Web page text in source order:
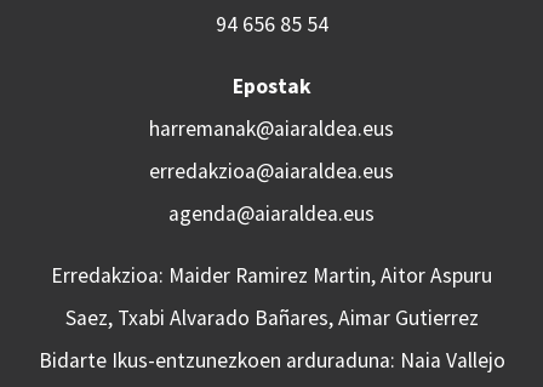
94 656 85 54
Epostak
harremanak@aiaraldea.eus
erredakzioa@aiaraldea.eus
agenda@aiaraldea.eus
Erredakzioa: Maider Ramirez Martin, Aitor Aspuru
Saez, Txabi Alvarado Bañares, Aimar Gutierrez
Bidarte Ikus-entzunezkoen arduraduna: Naia Vallejo